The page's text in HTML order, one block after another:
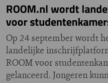
ROOM.nl wordt
voor
Op 24 september wordt
landelijke
ROOM voor
gelanceerd. Jongeren